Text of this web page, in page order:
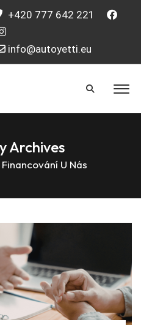
+420 777 642 221
info@autoyetti.eu
Archives
Financování U Nás